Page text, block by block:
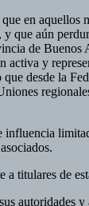
en aquellos
y que aún
de Buenos
activa y
desde la
influencia
a titulares de
autoridades